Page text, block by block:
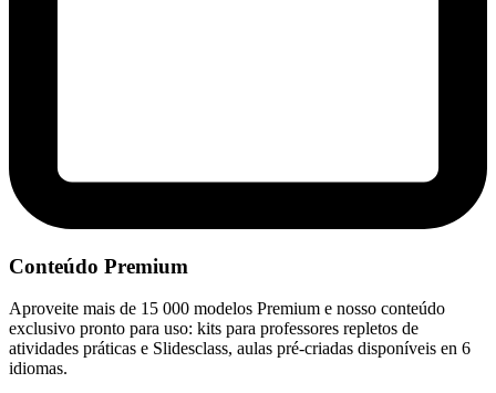
Conteúdo Premium
Aproveite mais de 15 000 modelos Premium e nosso conteúdo
exclusivo pronto para uso: kits para professores repletos de
atividades práticas e Slidesclass, aulas pré-criadas disponíveis en 6
idiomas.